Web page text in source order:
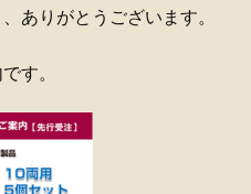
ありがとうございます。
す。